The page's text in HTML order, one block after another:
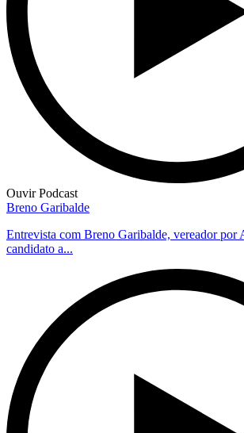
Ouvir Podcast
Breno Garibalde
Entrevista com Breno Garibalde, vereador por
candidato a...